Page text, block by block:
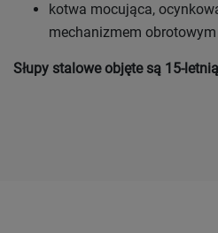
kotwa mocująca,
mechanizmem obrotowym
Słupy stalowe objęte są 15-